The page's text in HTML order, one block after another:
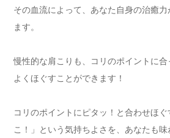
その血流によって、あなた自身の治癒
ます。
慢性的な肩こりも、コリのポイントに
よくほぐすことができます！
コリのポイントにピタッ！と合わせほ
こ！」という気持ちよさを、あなたも